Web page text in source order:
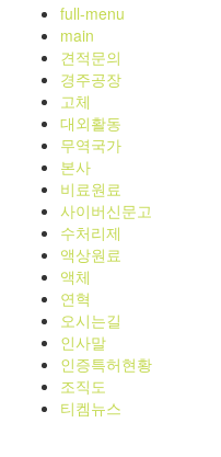
full-menu
main
견적문의
경주공장
고체
대외활동
무역국가
본사
비료원료
사이버신문고
수처리제
액상원료
액체
연혁
오시는길
인사말
인증특허현황
조직도
티켐뉴스